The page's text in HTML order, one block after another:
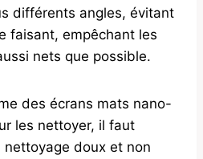
différents angles, évitant
faisant, empêchant les
nets que possible.
des écrans mats nano-
les nettoyer, il faut
doux et non